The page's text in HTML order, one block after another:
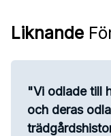
Liknande
"Vi odlade till
och deras